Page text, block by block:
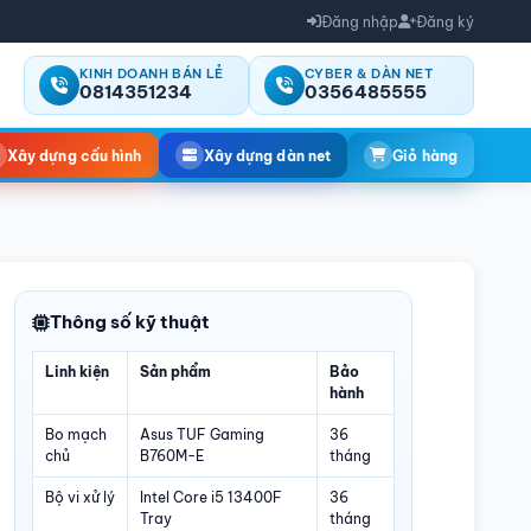
Đăng nhập Đăng ký
KINH DOANH BÁN LẺ
0814351234
CYBER & DÀN NET
0356485555
Xây dựng cấu hình Xây dựng dàn net Giỏ hàng
Thông số kỹ thuật
Linh kiện Sản phẩm
Bảo
hành
Bo mạch
chủ
Asus TUF Gaming
B760M-E
36
tháng
Bộ vi xử lý
Intel Core i5 13400F
Tray
36
tháng